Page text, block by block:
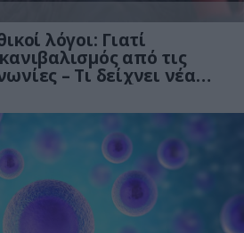
λόγοι: Γιατί
από τις
– Τι δείχνει νέα